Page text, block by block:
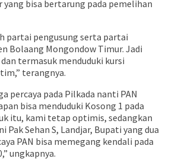
yang bisa bertarung pada pemelihan
partai pengusung serta partai
Bolaang Mongondow Timur. Jadi
termasuk menduduki kursi
terangnya.
percaya pada Pilkada nanti PAN
bisa menduduki Kosong 1 pada
itu, kami tetap optimis, sedangkan
Sehan S, Landjar, Bupati yang dua
PAN bisa memegang kendali pada
ungkapnya.